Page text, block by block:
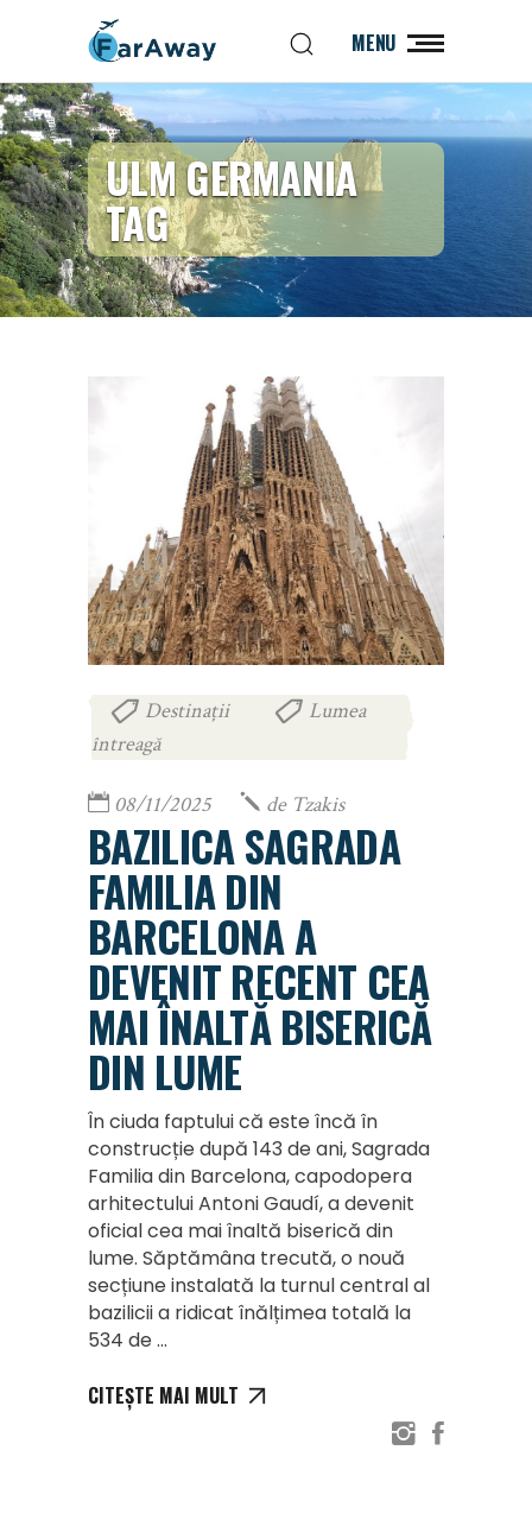
MENU
ULM GERMANIA
TAG
Destinații
Lumea
întreagă
08/11/2025 de Tzakis
BAZILICA SAGRADA
FAMILIA DIN
BARCELONA A
DEVENIT RECENT CEA
MAI ÎNALTĂ BISERICĂ
DIN LUME
În ciuda faptului că este încă în
construcție după 143 de ani, Sagrada
Familia din Barcelona, capodopera
arhitectului Antoni Gaudí, a devenit
oficial cea mai înaltă biserică din
lume. Săptămâna trecută, o nouă
secțiune instalată la turnul central al
bazilicii a ridicat înălțimea totală la
534 de
CITEȘTE MAI MULT